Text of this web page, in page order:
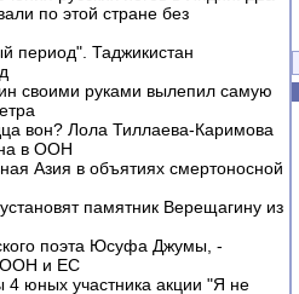
по этой стране без
период". Таджикистан
своими руками вылепил самую
вон? Лола Тиллаева-Каримова
в ООН
Азия в объятиях смертоносной
памятник Верещагину из
поэта Юсуфа Джумы, -
ООН и ЕС
4 юных участника акции "Я не